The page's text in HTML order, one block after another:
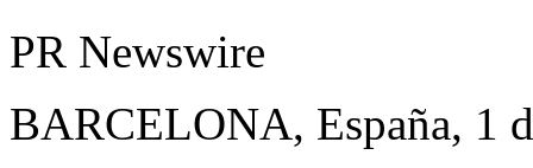
PR Newswire
BARCELONA, España, 1